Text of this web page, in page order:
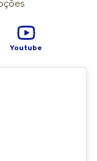
enquanto o
oitavo dia,
os bebês
nascidos
Youtube